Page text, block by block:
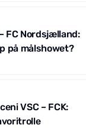
FC Nordsjælland:
på målshowet?
VSC – FCK: